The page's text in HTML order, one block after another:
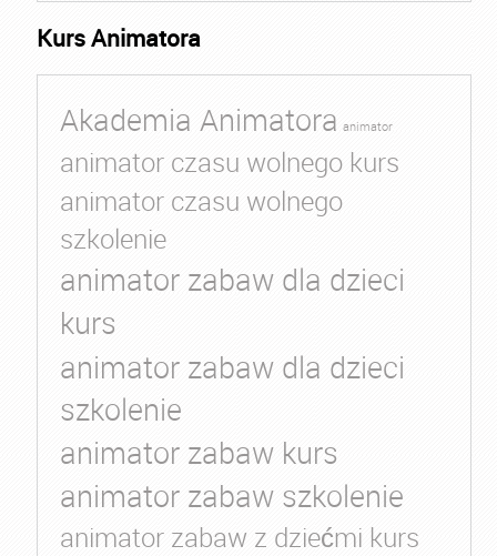
Kurs Animatora
Akademia Animatora animator
animator czasu wolnego kurs
animator czasu wolnego
szkolenie
animator zabaw dla dzieci
kurs
animator zabaw dla dzieci
szkolenie
animator zabaw kurs
animator zabaw szkolenie
animator zabaw z dziećmi kurs